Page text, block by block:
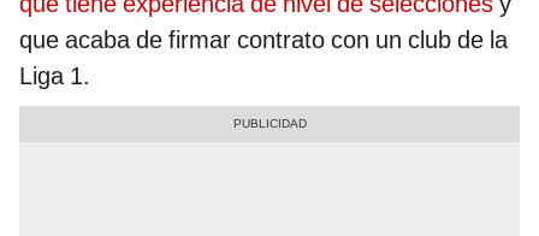
que acaba de firmar contrato con un club de la
Liga 1.